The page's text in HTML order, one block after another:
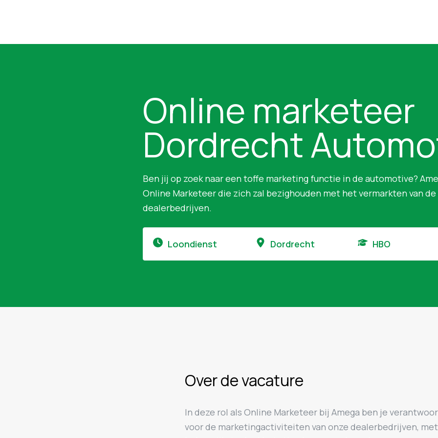
Online marketeer
Dordrecht
Ben jij op zoek naar een toffe marketing functie in de automotive?
Online Marketeer die zich zal bezighouden met het vermarkten van
dealerbedrijven.
Loondienst Dordrecht HBO
Over de vacature
In deze rol als Online Marketeer bij Amega ben je
voor de marketingactiviteiten van onze dealerbedrijven,